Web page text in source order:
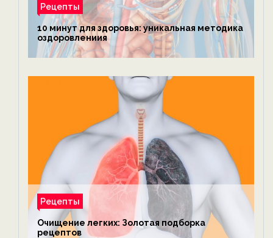
Рецепты
10 минут для здоровья: уникальная методика
оздоровлениия
Рецепты
Очищение легких: Золотая подборка
рецептов